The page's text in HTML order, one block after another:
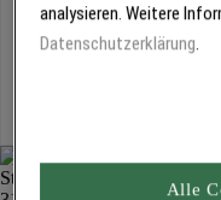
analysieren. Weitere
Datenschutzerklärung.
Alle